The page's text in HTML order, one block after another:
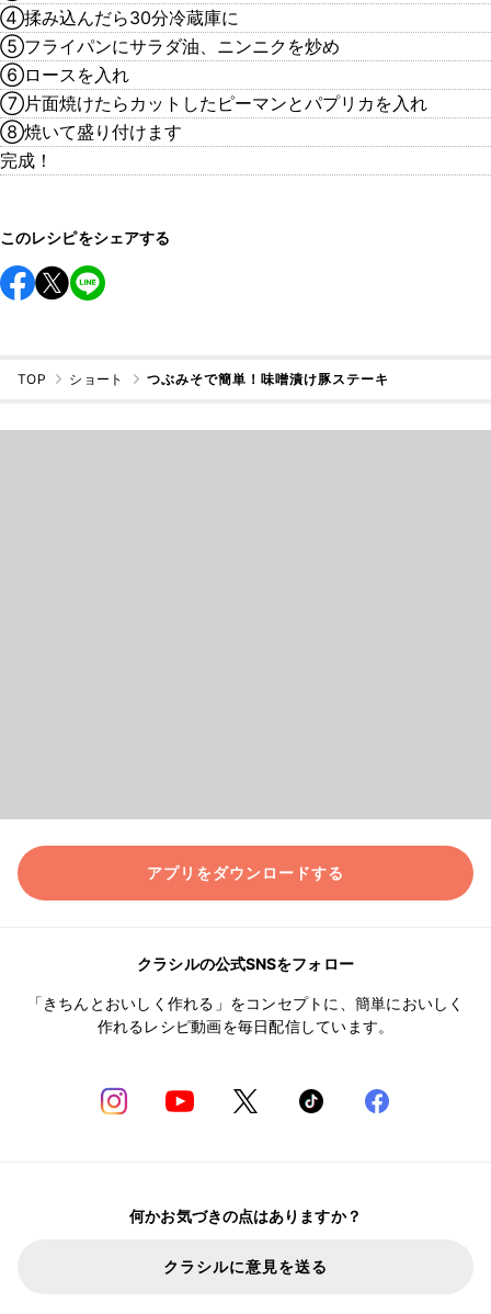
④揉み込んだら30分冷蔵庫に
⑤フライパンにサラダ油、ニンニクを炒め
⑥ロースを入れ
⑦片面焼けたらカットしたピーマンとパプリカを入れ
⑧焼いて盛り付けます
完成！
このレシピをシェアする
TOP ショート つぶみそで簡単！味噌漬け豚ステーキ
アプリをダウンロードする
クラシルの公式SNSをフォロー
「きちんとおいしく作れる」をコンセプトに、簡単においしく
作れるレシピ動画を毎日配信しています。
何かお気づきの点はありますか？
クラシルに意見を送る